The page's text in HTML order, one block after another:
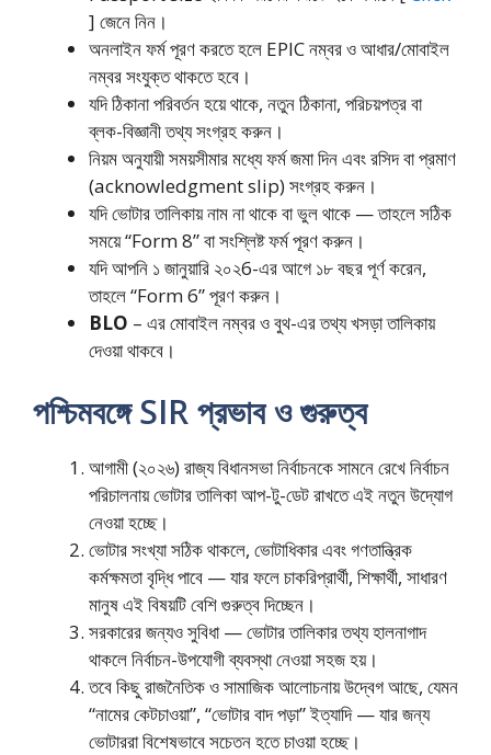
] জেনে নিন।
অনলাইন ফর্ম পূরণ করতে হলে EPIC নম্বর ও আধার/মোবাইল
নম্বর সংযুক্ত থাকতে হবে।
যদি ঠিকানা পরিবর্তন হয়ে থাকে, নতুন ঠিকানা, পরিচয়পত্র বা
ব্লক-বিজ্ঞানী তথ্য সংগ্রহ করুন।
নিয়ম অনুযায়ী সময়সীমার মধ্যে ফর্ম জমা দিন এবং রসিদ বা প্রমাণ
(acknowledgment slip) সংগ্রহ করুন।
যদি ভোটার তালিকায় নাম না থাকে বা ভুল থাকে — তাহলে সঠিক
সময়ে “Form 8” বা সংশ্লিষ্ট ফর্ম পূরণ করুন।
যদি আপনি ১ জানুয়ারি ২০২6-এর আগে ১৮ বছর পূর্ণ করেন,
তাহলে “Form 6” পূরণ করুন।
BLO – এর মোবাইল নম্বর ও বুথ-এর তথ্য খসড়া তালিকায়
দেওয়া থাকবে।
পশ্চিমবঙ্গে SIR প্রভাব ও গুরুত্ব
আগামী (২০২৬) রাজ্য বিধানসভা নির্বাচনকে সামনে রেখে নির্বাচন
পরিচালনায় ভোটার তালিকা আপ-টু-ডেট রাখতে এই নতুন উদ্যোগ
নেওয়া হচ্ছে।
ভোটার সংখ্যা সঠিক থাকলে, ভোটাধিকার এবং গণতান্ত্রিক
কর্মক্ষমতা বৃদ্ধি পাবে — যার ফলে চাকরিপ্রার্থী, শিক্ষার্থী, সাধারণ
মানুষ এই বিষয়টি বেশি গুরুত্ব দিচ্ছেন।
সরকারের জন্যও সুবিধা — ভোটার তালিকার তথ্য হালনাগাদ
থাকলে নির্বাচন-উপযোগী ব্যবস্থা নেওয়া সহজ হয়।
তবে কিছু রাজনৈতিক ও সামাজিক আলোচনায় উদ্বেগ আছে, যেমন
“নামের কেটচাওয়া”, “ভোটার বাদ পড়া” ইত্যাদি — যার জন্য
ভোটাররা বিশেষভাবে সচেতন হতে চাওয়া হচ্ছে।